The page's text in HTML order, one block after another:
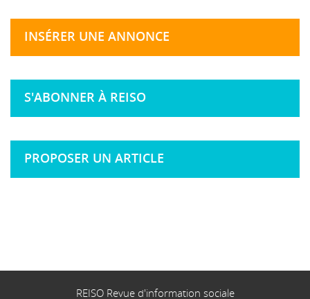
INSÉRER UNE ANNONCE
S'ABONNER À REISO
PROPOSER UN ARTICLE
REISO Revue d'information sociale